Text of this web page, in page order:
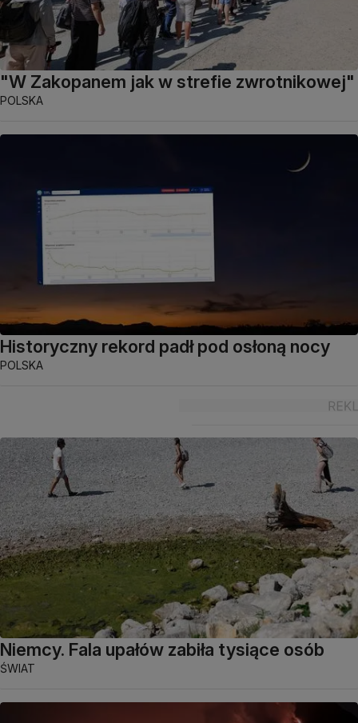
"W Zakopanem jak w strefie zwrotnikowej"
POLSKA
Historyczny rekord padł pod osłoną nocy
POLSKA
Niemcy. Fala upałów zabiła tysiące osób
ŚWIAT